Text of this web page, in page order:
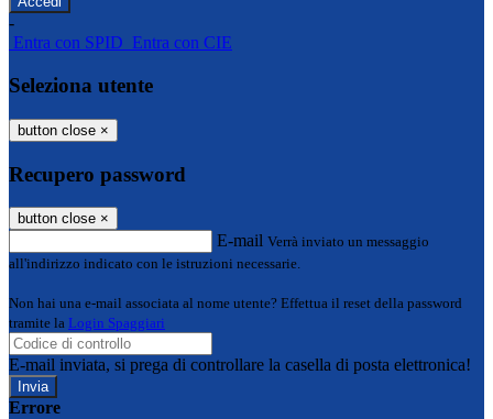
-
Entra con SPID Entra con CIE
Seleziona utente
button close ×
Recupero password
button close ×
E-mail Verrà inviato un messaggio
all'indirizzo indicato con le istruzioni necessarie.
Non hai una e-mail associata al nome utente? Effettua il reset della password
tramite la Login Spaggiari
E-mail inviata, si prega di controllare la casella di posta elettronica!
Errore